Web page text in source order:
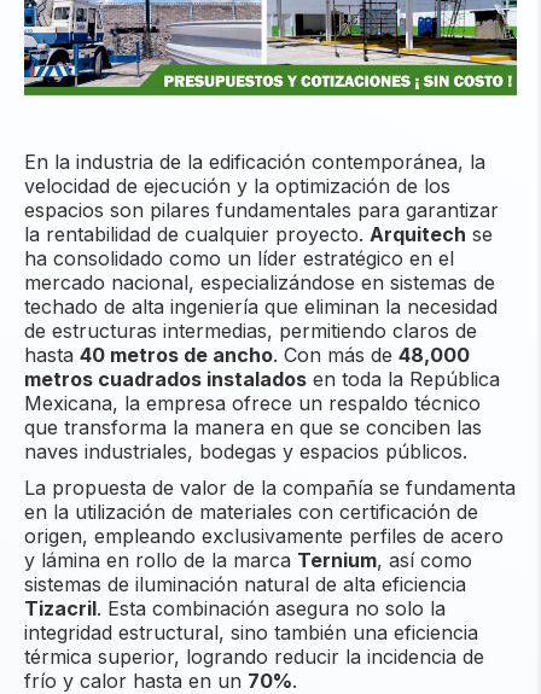
En la industria de la edificación contemporánea, la
velocidad de ejecución y la optimización de los
espacios son pilares fundamentales para garantizar
la rentabilidad de cualquier proyecto. Arquitech se
ha consolidado como un líder estratégico en el
mercado nacional, especializándose en sistemas de
techado de alta ingeniería que eliminan la necesidad
de estructuras intermedias, permitiendo claros de
hasta 40 metros de ancho. Con más de 48,000
metros cuadrados instalados en toda la República
Mexicana, la empresa ofrece un respaldo técnico
que transforma la manera en que se conciben las
naves industriales, bodegas y espacios públicos.
La propuesta de valor de la compañía se fundamenta
en la utilización de materiales con certificación de
origen, empleando exclusivamente perfiles de acero
y lámina en rollo de la marca Ternium, así como
sistemas de iluminación natural de alta eficiencia
Tizacril. Esta combinación asegura no solo la
integridad estructural, sino también una eficiencia
térmica superior, logrando reducir la incidencia de
frío y calor hasta en un 70%.